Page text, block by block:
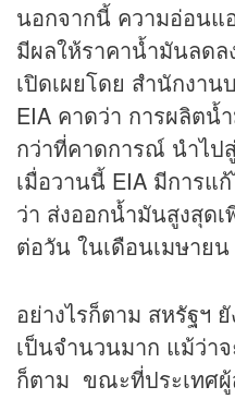
นอกจากนี้ ความอ่อนแ
มีผลให้ราคาน้ำมันลด
เปิดเผยโดย สำนักงา
EIA คาดว่า การผลิตน้
กว่าที่คาดการณ์ นำไป
เมื่อวานนี้ EIA มีการแ
ว่า ส่งออกน้ำมันสูงสุด
ต่อวัน ในเดือนเมษายน
อย่างไรก็ตาม สหรัฐฯ
เป็นจำนวนมาก แม้ว่า
ก็ตาม ขณะที่ประเทศ